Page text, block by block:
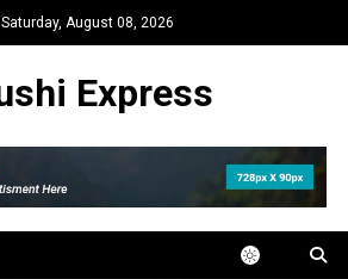
Saturday, August 08, 2026
Express